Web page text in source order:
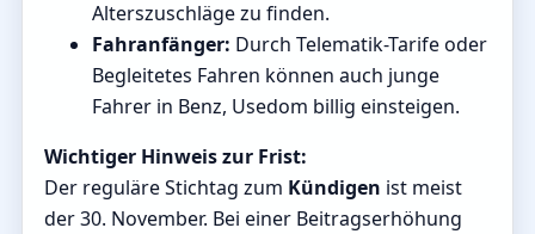
Alterszuschläge zu finden.
Fahranfänger: Durch Telematik-Tarife oder
Begleitetes Fahren können auch junge
Fahrer in Benz, Usedom billig einsteigen.
Wichtiger Hinweis zur Frist:
Der reguläre Stichtag zum Kündigen ist meist
der 30. November. Bei einer Beitragserhöhung